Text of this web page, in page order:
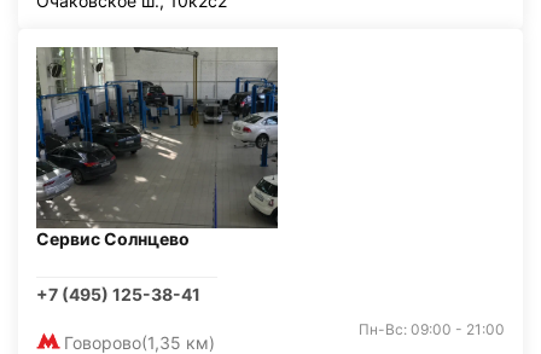
Сервис Солнцево
+7 (495) 125-38-41
Говорово(1,35 км)
Пн-Вс: 09:00 - 21:00